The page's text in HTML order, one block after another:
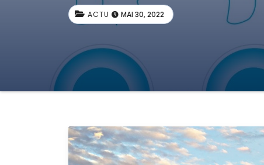
ACTU MAI 30, 2022